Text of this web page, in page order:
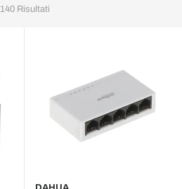
140Risultati